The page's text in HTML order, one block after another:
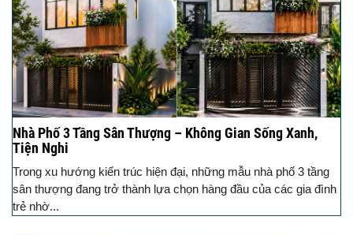
Nhà Phố 3 Tầng Sân Thượng – Không Gian Sống Xanh,
Tiện Nghi
Trong xu hướng kiến trúc hiện đại, những mẫu nhà phố 3 tầng
sân thượng đang trở thành lựa chọn hàng đầu của các gia đình
trẻ nhờ...